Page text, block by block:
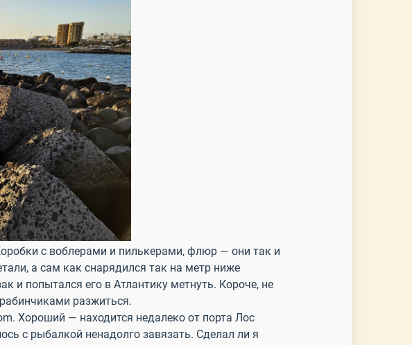
с воблерами и пилькерами, флюр — они так и
а сам как снарядился так на метр ниже
и попытался его в Атлантику метнуть. Короче, не
разжиться.
Хороший — находится недалеко от порта Лос
с рыбалкой ненадолго завязать. Сделал ли я